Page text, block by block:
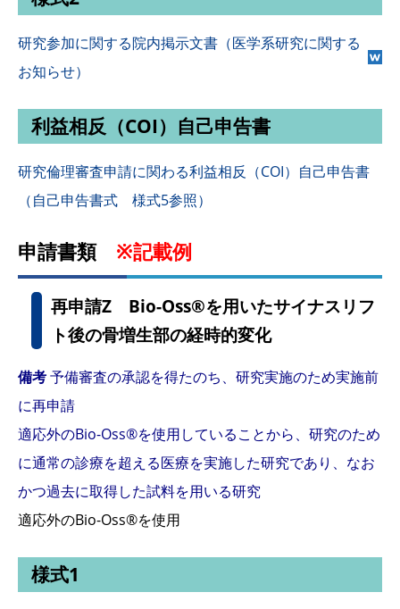
研究参加に関する院内掲示文書（医学系研究に関する
お知らせ）
利益相反（COI）自己申告書
研究倫理審査申請に関わる利益相反（COI）自己申告書
（自己申告書式 様式5参照）
申請書類 ※記載例
再申請Z Bio-Oss®を用いたサイナスリフ
ト後の骨増生部の経時的変化
備考予備審査の承認を得たのち、研究実施のため実施前
に再申請
適応外のBio-Oss®を使用していることから、研究のため
に通常の診療を超える医療を実施した研究であり、なお
かつ過去に取得した試料を用いる研究
適応外のBio-Oss®を使用
様式1